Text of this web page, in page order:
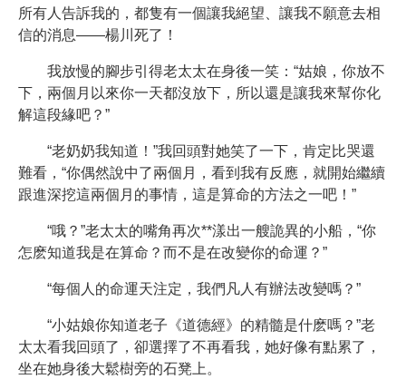
所有人告訴我的，都隻有一個讓我絕望、讓我不願意去相
信的消息——楊川死了！
我放慢的腳步引得老太太在身後一笑：“姑娘，你放不
下，兩個月以來你一天都沒放下，所以還是讓我來幫你化
解這段緣吧？”
“老奶奶我知道！”我回頭對她笑了一下，肯定比哭還
難看，“你偶然說中了兩個月，看到我有反應，就開始繼續
跟進深挖這兩個月的事情，這是算命的方法之一吧！”
“哦？”老太太的嘴角再次**漾出一艘詭異的小船，“你
怎麽知道我是在算命？而不是在改變你的命運？”
“每個人的命運天注定，我們凡人有辦法改變嗎？”
“小姑娘你知道老子《道德經》的精髓是什麽嗎？”老
太太看我回頭了，卻選擇了不再看我，她好像有點累了，
坐在她身後大鬆樹旁的石凳上。